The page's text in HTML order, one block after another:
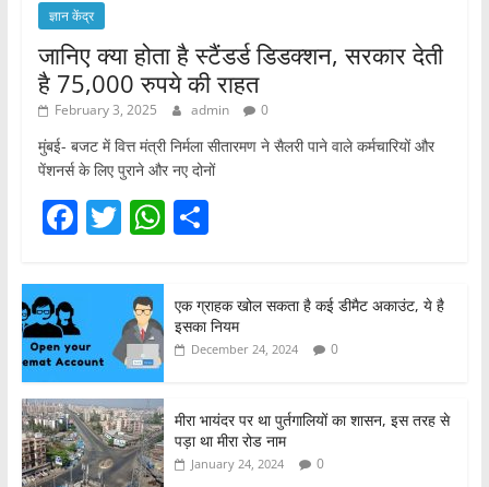
ज्ञान केंद्र
जानिए क्या होता है स्टैंडर्ड डिडक्शन, सरकार देती
है 75,000 रुपये की राहत
February 3, 2025 admin 0
मुंबई- बजट में वित्त मंत्री निर्मला सीतारमण ने सैलरी पाने वाले कर्मचारियों और
पेंशनर्स के लिए पुराने और नए दोनों
F
c
e
b
o
o
k
T
itt
er
W
s
A
p
S
e
एक ग्राहक खोल सकता है कई डीमैट अकाउंट, ये है
इसका नियम
December 24, 2024 0
मीरा भायंदर पर था पुर्तगालियों का शासन, इस तरह से
पड़ा था मीरा रोड नाम
January 24, 2024 0